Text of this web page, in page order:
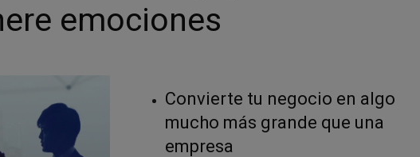
emociones
Convierte tu negocio en algo
mucho más grande que una
empresa